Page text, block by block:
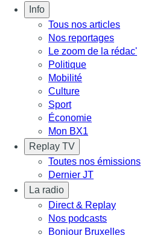
Info
Tous nos articles
Nos reportages
Le zoom de la rédac'
Politique
Mobilité
Culture
Sport
Économie
Mon BX1
Replay TV
Toutes nos émissions
Dernier JT
La radio
Direct & Replay
Nos podcasts
Bonjour Bruxelles